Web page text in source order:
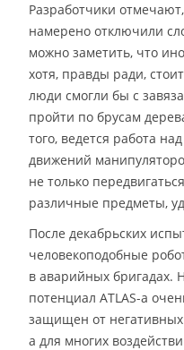
Разработчики
намерено отключили
можно заметить, что
хотя, правды ради,
люди смогли бы с
пройти по брусам
того, ведется работа
движений
не только
различные предметы,
После декабрьских
человекоподобные
в аварийных бригадах.
потенциал ATLAS-а
защищен от негативных
а для многих